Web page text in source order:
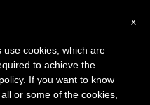
x
cookies, which are
to achieve the
If you want to know
or some of the cookies,